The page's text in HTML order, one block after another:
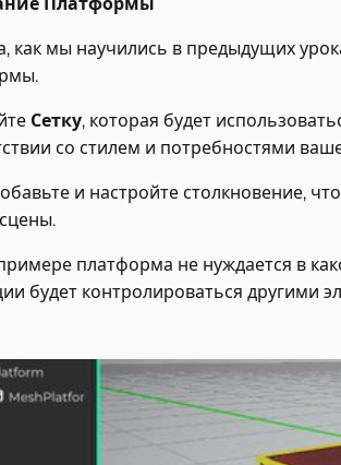
как мы научились в предыдущих
Сетку, которая будет
со стилем и потребностями
и настройте столкновение,
платформа не нуждается в
будет контролироваться